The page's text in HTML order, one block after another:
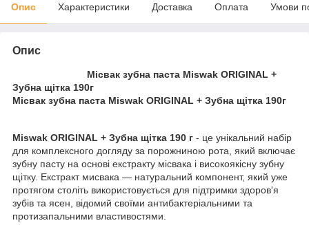
Опис Характеристики Доставка Оплата Умови
Опис
Місвак зубна паста Miswak ORIGINAL +
Зубна щітка 190г
Місвак зубна паста Miswak ORIGINAL + Зубна щітка 190г
Miswak ORIGINAL + Зубна щітка 190 г - це унікальний набір
для комплексного догляду за порожниною рота, який включає
зубну пасту на основі екстракту місвака і високоякісну зубну
щітку. Екстракт мисвака — натуральний компонент, який уже
протягом століть використовується для підтримки здоров'я
зубів та ясен, відомий своїми антибактеріальними та
протизапальними властивостями.